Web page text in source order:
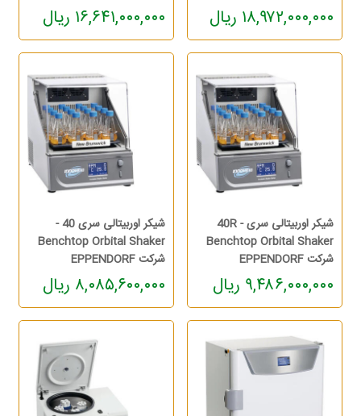
۱۸,۹۷۲,۰۰۰,۰۰۰ ریال ۱۶,۶۴۱,۰۰۰,۰۰۰ ریال
شیکر اوربیتالی سری 40R -
Benchtop Orbital Shaker
شرکت EPPENDORF
۹,۴۸۶,۰۰۰,۰۰۰ ریال
شیکر اوربیتالی سری 40 -
Benchtop Orbital Shaker
شرکت EPPENDORF
۸,۰۸۵,۶۰۰,۰۰۰ ریال